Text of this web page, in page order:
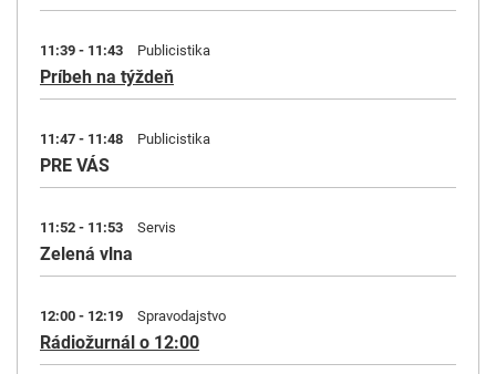
11:39 - 11:43 Publicistika
Príbeh na týždeň
11:47 - 11:48 Publicistika
PRE VÁS
11:52 - 11:53 Servis
Zelená vlna
12:00 - 12:19 Spravodajstvo
Rádiožurnál o 12:00